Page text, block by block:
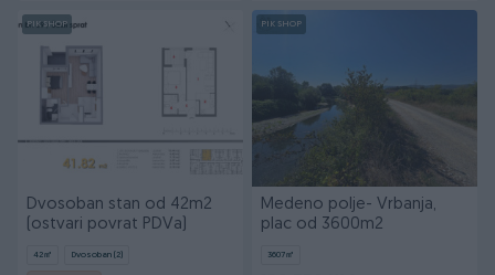
PIK SHOP
Dvosoban stan od 42m2
(ostvari povrat PDVa)
42㎡ Dvosoban (2)
PIK SHOP
Medeno polje- Vrbanja,
plac od 3600m2
3607㎡